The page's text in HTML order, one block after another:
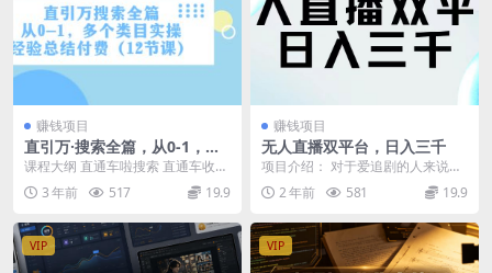
赚钱项目
直引万·搜索全篇，从0-1，多
个类目实操经验总结付费（12
节课）
课程大纲 直通车啦搜索 直通车收割
直通车低价引流 引力魔方拉新 引力
魔方收割 ...
3 年前 517 19.9
赚钱项目
无人直播双平台，日入三千
项目介绍： 对于爱追剧的人来说，
是个很不错的副业， 追剧的同时又
能赚钱。通过快...
2 年前 581 19.9
VIP VIP